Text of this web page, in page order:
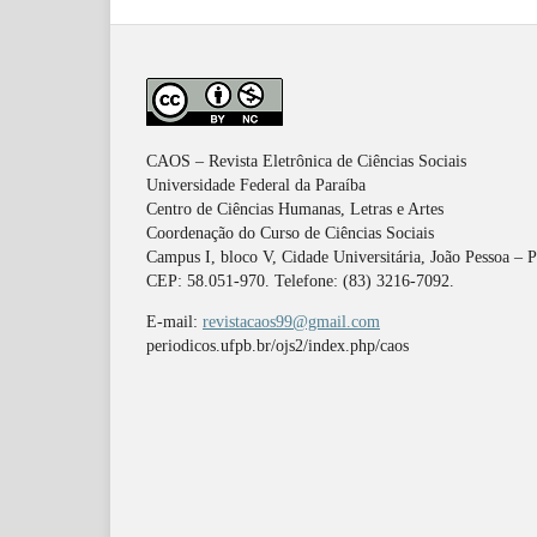
CAOS – Revista Eletrônica de Ciências Sociais
Universidade Federal da Paraíba
Centro de Ciências Humanas, Letras e Artes
Coordenação do Curso de Ciências Sociais
Campus I, bloco V, Cidade Universitária, João Pessoa –
CEP: 58.051-970. Telefone: (83) 3216-7092.
E-mail: revistacaos99@gmail.com
periodicos.ufpb.br/ojs2/index.php/caos